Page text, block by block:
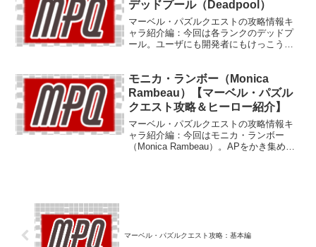
デッドプール（Deadpool）
マーベル・パズルクエストの攻略情報キ
ャラ紹介編：今回は各ランクのデッドプ
ール。ユーザにも開発者にもけっこうな
れなりにともなってます。今夜はエンチ
ラーダ！
モニカ・ランボー（Monica
Rambeau）【マーベル・パズル
クエスト攻略＆ヒーロー紹介】
マーベル・パズルクエストの攻略情報キ
ャラ紹介編：今回はモニカ・ランボー
（Monica Rambeau）。APをかき集めて
マーベル・パズルクエスト攻略：基本編